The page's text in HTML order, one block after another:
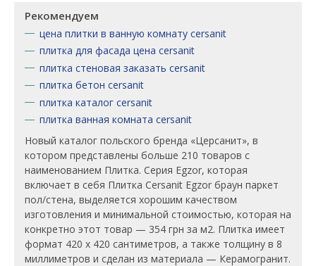
Рекомендуем
цена плитки в ванную комнату cersanit
плитка для фасада цена cersanit
плитка стеновая заказать cersanit
плитка бетон cersanit
плитка каталог cersanit
плитка ванная комната cersanit
Новый каталог польского бренда «Церсанит», в
котором представлены больше 210 товаров с
наименованием Плитка. Серия Egzor, которая
включает в себя Плитка Cersanit Egzor браун паркет
пол/стена, выделяется хорошим качеством
изготовления и минимальной стоимостью, которая на
конкретно этот товар — 354 грн за м2. Плитка имеет
формат 420 х 420 сантиметров, а также толщину в 8
миллиметров и сделан из материала — Керамогранит.